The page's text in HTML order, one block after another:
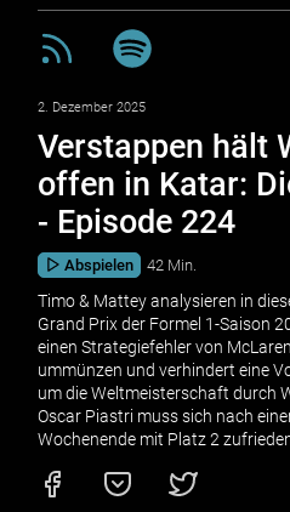
2. Dezember 2025
Verstappen hält
offen in Katar:
- Episode 224
Abspielen 42 Min.
Timo & Mattey analysieren in
Grand Prix der Formel 1-Saison
einen Strategiefehler von
ummünzen und verhindert eine
um die Weltmeisterschaft durch
Oscar Piastri muss sich nach
Wochenende mit Platz 2